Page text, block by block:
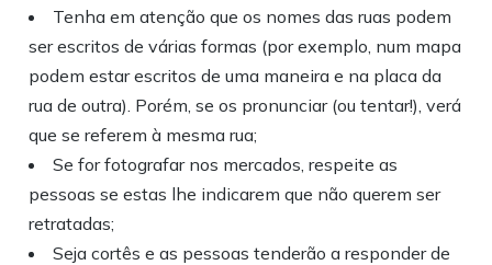
Tenha em atenção que os nomes das ruas podem
ser escritos de várias formas (por exemplo, num mapa
podem estar escritos de uma maneira e na placa da
rua de outra). Porém, se os pronunciar (ou tentar!), verá
que se referem à mesma rua;
Se for fotografar nos mercados, respeite as
pessoas se estas lhe indicarem que não querem ser
retratadas;
Seja cortês e as pessoas tenderão a responder de